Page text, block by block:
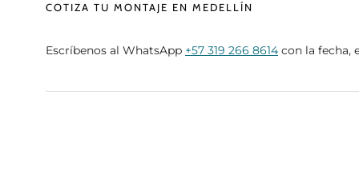
COTIZA TU MONTAJE EN MEDELLÍN
Escríbenos al WhatsApp +57 319 266 8614 con la fecha,